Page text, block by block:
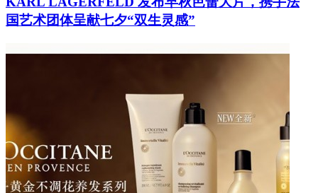
国艺术团体呈献七夕“双生灵感”